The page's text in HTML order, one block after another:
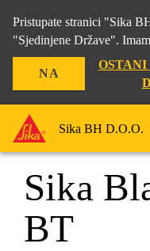
Pristupate stranici "Sika
"Sjedinjene Države".
NA
OSTANI
Sika BH D.O.O.
Građevina
Sika
BT